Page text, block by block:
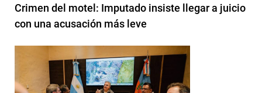
Crimen del motel: Imputado insiste llegar a juicio
con una acusación más leve